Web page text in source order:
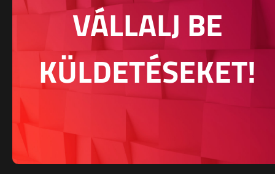
VÁLLALJ BE
KÜLDETÉSEKET!